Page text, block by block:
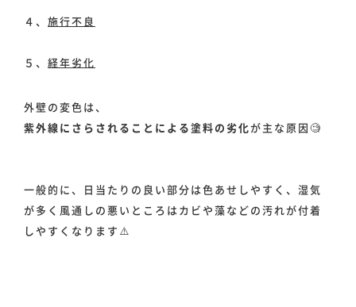
４、 施行不良
５、 経年劣化
外壁の変色は、
紫外線にさらされることによる塗料の劣化が主な原因🧐
一般的に、日当たりの良い部分は色あせしやすく、湿気
が多く風通しの悪いところはカビや藻などの汚れが付着
しやすくなります⚠️
会社情報